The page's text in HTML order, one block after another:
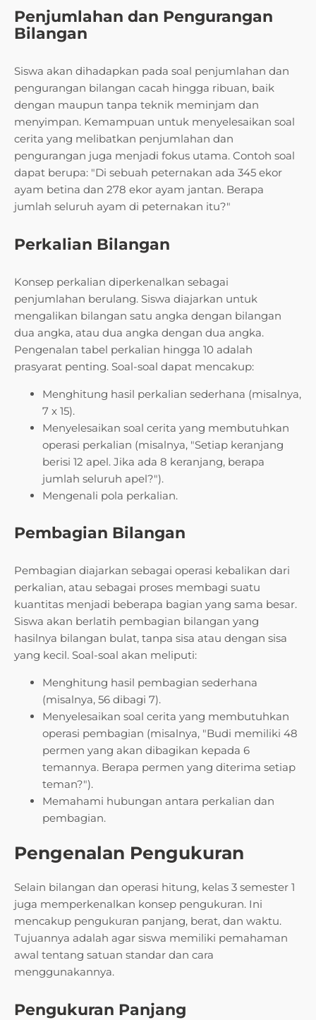
Penjumlahan dan Pengurangan
Bilangan
Siswa akan dihadapkan pada soal penjumlahan dan
pengurangan bilangan cacah hingga ribuan, baik
dengan maupun tanpa teknik meminjam dan
menyimpan. Kemampuan untuk menyelesaikan soal
cerita yang melibatkan penjumlahan dan
pengurangan juga menjadi fokus utama. Contoh soal
dapat berupa: "Di sebuah peternakan ada 345 ekor
ayam betina dan 278 ekor ayam jantan. Berapa
jumlah seluruh ayam di peternakan itu?"
Perkalian Bilangan
Konsep perkalian diperkenalkan sebagai
penjumlahan berulang. Siswa diajarkan untuk
mengalikan bilangan satu angka dengan bilangan
dua angka, atau dua angka dengan dua angka.
Pengenalan tabel perkalian hingga 10 adalah
prasyarat penting. Soal-soal dapat mencakup:
Menghitung hasil perkalian sederhana (misalnya,
7 x 15).
Menyelesaikan soal cerita yang membutuhkan
operasi perkalian (misalnya, "Setiap keranjang
berisi 12 apel. Jika ada 8 keranjang, berapa
jumlah seluruh apel?").
Mengenali pola perkalian.
Pembagian Bilangan
Pembagian diajarkan sebagai operasi kebalikan dari
perkalian, atau sebagai proses membagi suatu
kuantitas menjadi beberapa bagian yang sama besar.
Siswa akan berlatih pembagian bilangan yang
hasilnya bilangan bulat, tanpa sisa atau dengan sisa
yang kecil. Soal-soal akan meliputi:
Menghitung hasil pembagian sederhana
(misalnya, 56 dibagi 7).
Menyelesaikan soal cerita yang membutuhkan
operasi pembagian (misalnya, "Budi memiliki 48
permen yang akan dibagikan kepada 6
temannya. Berapa permen yang diterima setiap
teman?").
Memahami hubungan antara perkalian dan
pembagian.
Pengenalan Pengukuran
Selain bilangan dan operasi hitung, kelas 3 semester 1
juga memperkenalkan konsep pengukuran. Ini
mencakup pengukuran panjang, berat, dan waktu.
Tujuannya adalah agar siswa memiliki pemahaman
awal tentang satuan standar dan cara
menggunakannya.
Pengukuran Panjang